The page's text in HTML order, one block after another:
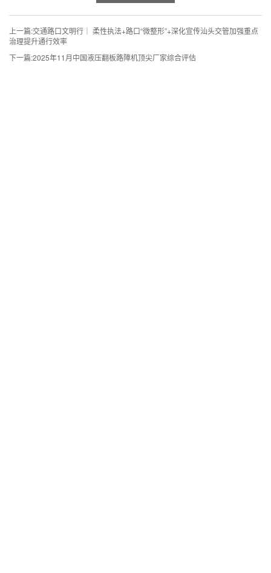
上一篇:交通路口文明行｜ 柔性执法+路口“微整形”+深化宣传汕头交管加强重点
治理提升通行效率
下一篇:2025年11月中国液压翻板路障机顶尖厂家综合评估